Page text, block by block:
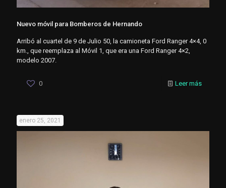
Nuevo móvil para Bomberos de Hernando
Arribó al cuartel de 9 de Julio 50, la camioneta Ford Ranger 4×4, 0
km., que reemplaza al Móvil 1, que era una Ford Ranger 4×2,
modelo 2007.
0 Leer más
enero 25, 2021